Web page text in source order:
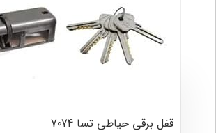
قفل برقی حیاطی تسا 7074